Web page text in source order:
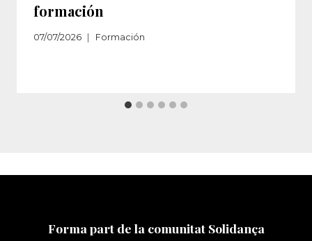
formación
07/07/2026 Formación
Forma part de la comunitat Solidança